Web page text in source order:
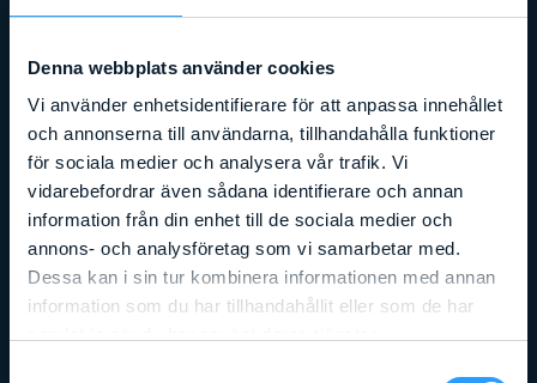
Denna webbplats använder cookies
Vi använder enhetsidentifierare för att anpassa innehållet
och annonserna till användarna, tillhandahålla funktioner
för sociala medier och analysera vår trafik. Vi
vidarebefordrar även sådana identifierare och annan
information från din enhet till de sociala medier och
annons- och analysföretag som vi samarbetar med.
Dessa kan i sin tur kombinera informationen med annan
information som du har tillhandahållit eller som de har